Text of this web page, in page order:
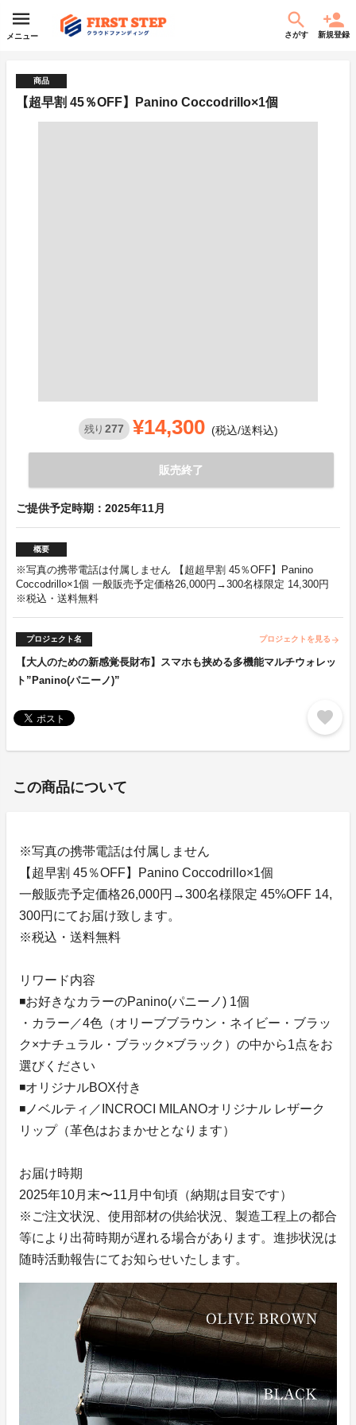
メニュー さがす 新規登録
商品
【超早割 45％OFF】Panino Coccodrillo×1個
残り 277 ¥14,300 (税込/送料込)
販売終了
ご提供予定時期：2025年11月
概要
※写真の携帯電話は付属しません 【超超早割 45％OFF】Panino
Coccodrillo×1個 一般販売予定価格26,000円→300名様限定 14,300円
※税込・送料無料
プロジェクト名 プロジェクトを見る arrow_forward
【大人のための新感覚長財布】スマホも挟める多機能マルチウォレッ
ト”Panino(パニーノ)”
favorite
この商品について
※写真の携帯電話は付属しません
【超早割 45％OFF】Panino Coccodrillo×1個
一般販売予定価格26,000円→300名様限定 45%OFF 14,
300円にてお届け致します。
※税込・送料無料
リワード内容
◾️お好きなカラーのPanino(パニーノ) 1個
・カラー／4色（オリーブブラウン・ネイビー・ブラッ
ク×ナチュラル・ブラック×ブラック）の中から1点をお
選びください
◾️オリジナルBOX付き
◾️ノベルティ／INCROCI MILANOオリジナル レザーク
リップ（革色はおまかせとなります）
お届け時期
2025年10月末〜11月中旬頃（納期は目安です）
※ご注文状況、使用部材の供給状況、製造工程上の都合
等により出荷時期が遅れる場合があります。進捗状況は
随時活動報告にてお知らせいたします。